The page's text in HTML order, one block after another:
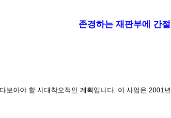
존경하는 재판부에 간
보아야 할 시대착오적인 계획입니다. 이 사업은 2001